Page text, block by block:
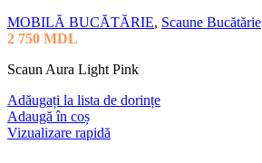
MOBILĂ BUCĂTĂRIE, Scaune Bucătărie
2 750 MDL
Scaun Aura Light Pink
Adăugați la lista de dorințe
Adaugă în coș
Vizualizare rapidă